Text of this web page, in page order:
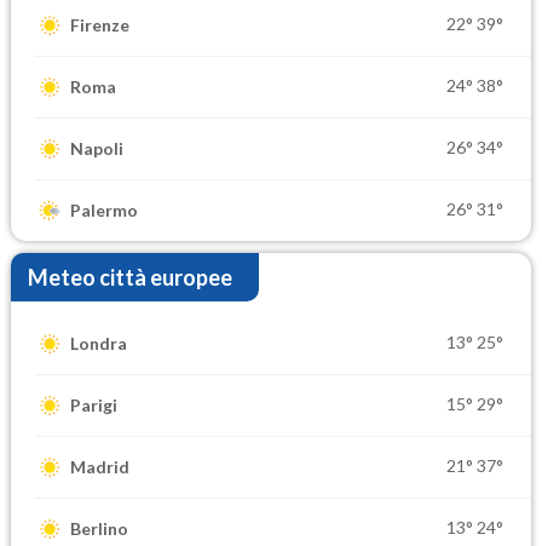
Firenze 22° 39°
Roma 24° 38°
Napoli 26° 34°
Palermo 26° 31°
Meteo città europee
Londra 13° 25°
Parigi 15° 29°
Madrid 21° 37°
Berlino 13° 24°